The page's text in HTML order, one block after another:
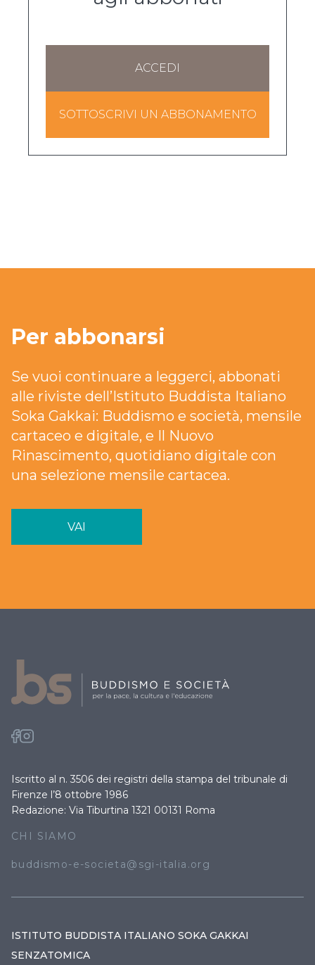
ACCEDI
SOTTOSCRIVI UN ABBONAMENTO
Per abbonarsi
Se vuoi continuare a leggerci, abbonati
alle riviste dell’Istituto Buddista Italiano
Soka Gakkai: Buddismo e società, mensile
cartaceo e digitale, e Il Nuovo
Rinascimento, quotidiano digitale con
una selezione mensile cartacea.
VAI
Iscritto al n. 3506 dei registri della stampa del tribunale di
Firenze l’8 ottobre 1986
Redazione: Via Tiburtina 1321 00131 Roma
CHI SIAMO
buddismo-e-societa@sgi-italia.org
ISTITUTO BUDDISTA ITALIANO SOKA GAKKAI
SENZATOMICA